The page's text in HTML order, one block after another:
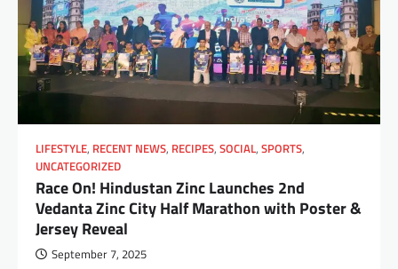
LIFESTYLE, RECENT NEWS, RECIPES, SOCIAL, SPORTS,
UNCATEGORIZED
Race On! Hindustan Zinc Launches 2nd
Vedanta Zinc City Half Marathon with Poster &
Jersey Reveal
September 7, 2025